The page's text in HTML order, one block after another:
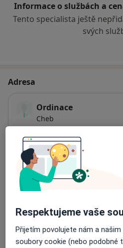
Informace o službách a
Tento specialista ještě
svých
Adresa
Ordinace
Cheb
Dostupnost
Na této adrese online
Co mám v takové situaci
Více
o
Respektujeme vaše
Přijetím povolujete nám a
soubory cookie (nebo podobné